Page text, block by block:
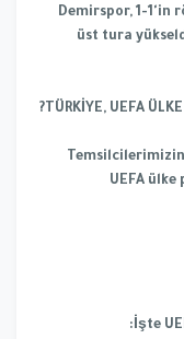
Demirspor, 1-1'in
üst tura
TÜRKİYE, UEFA
UEFA ülke
İşte